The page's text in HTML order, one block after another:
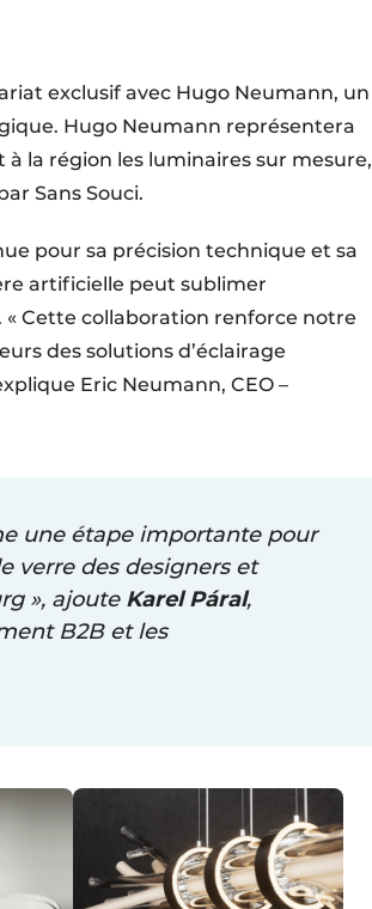
exclusif avec Hugo Neumann, un
Hugo Neumann représentera
la région les luminaires sur mesure,
Sans Souci.
pour sa précision technique et sa
artificielle peut sublimer
Cette collaboration renforce notre
des solutions d’éclairage
Eric Neumann, CEO –
une étape importante pour
verre des designers et
», ajoute Karel Páral,
B2B et les